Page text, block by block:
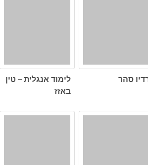
סהר
לימוד אנגלית – טין
באזז